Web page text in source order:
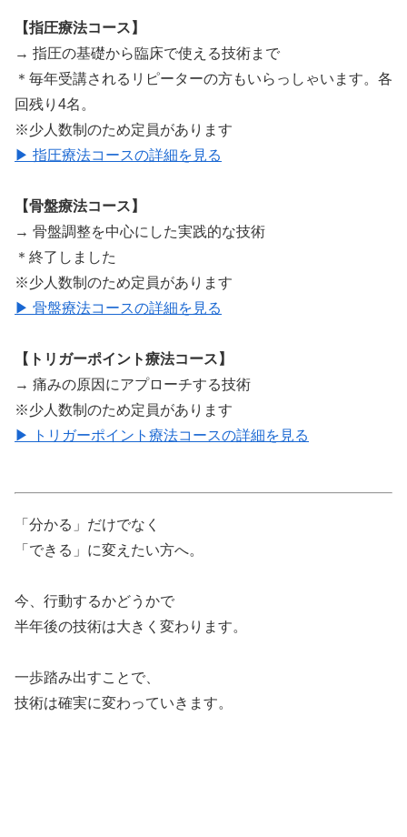
【指圧療法コース】
→ 指圧の基礎から臨床で使える技術まで
＊毎年受講されるリピーターの方もいらっしゃいます。各
回残り4名。
※少人数制のため定員があります
▶ 指圧療法コースの詳細を見る
【骨盤療法コース】
→ 骨盤調整を中心にした実践的な技術
＊終了しました
※少人数制のため定員があります
▶ 骨盤療法コースの詳細を見る
【トリガーポイント療法コース】
→ 痛みの原因にアプローチする技術
※少人数制のため定員があります
▶ トリガーポイント療法コースの詳細を見る
「分かる」だけでなく
「できる」に変えたい方へ。
今、行動するかどうかで
半年後の技術は大きく変わります。
一歩踏み出すことで、
技術は確実に変わっていきます。